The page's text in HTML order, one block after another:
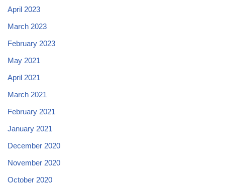
April 2023
March 2023
February 2023
May 2021
April 2021
March 2021
February 2021
January 2021
December 2020
November 2020
October 2020